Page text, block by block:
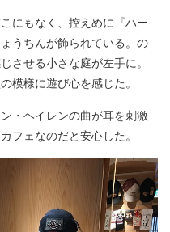
にもなく、控えめに『ハー
うちんが飾られている。の
させる小さな庭が左手に。
模様に遊び心を感じた。
・ヘイレンの曲が耳を刺激
フェなのだと安心した。